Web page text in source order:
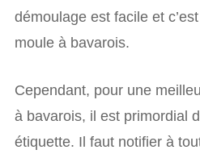
démoulage est facile et
moule à bavarois.
Cependant, pour une
à bavarois, il est primordial
étiquette. Il faut notifier à